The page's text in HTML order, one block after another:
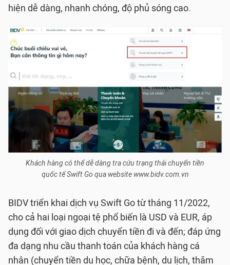
hiện dễ dàng, nhanh chóng, độ phủ sóng cao.
Khách hàng có thể dễ dàng tra cứu trạng thái chuyển tiền
quốc tế Swift Go qua website www.bidv.com.vn
BIDV triển khai dịch vụ Swift Go từ tháng 11/2022,
cho cả hai loại ngoại tệ phổ biến là USD và EUR, áp
dụng đối với giao dịch chuyển tiền đi và đến; đáp ứng
đa dạng nhu cầu thanh toán của khách hàng cá
nhân (chuyển tiền du học, chữa bệnh, du lịch, thăm